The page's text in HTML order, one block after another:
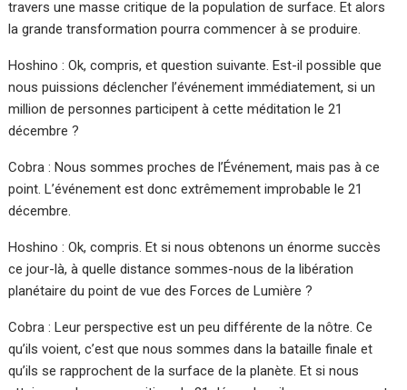
travers une masse critique de la population de surface. Et alors
la grande transformation pourra commencer à se produire.
Hoshino : Ok, compris, et question suivante. Est-il possible que
nous puissions déclencher l’événement immédiatement, si un
million de personnes participent à cette méditation le 21
décembre ?
Cobra : Nous sommes proches de l’Événement, mais pas à ce
point. L’événement est donc extrêmement improbable le 21
décembre.
Hoshino : Ok, compris. Et si nous obtenons un énorme succès
ce jour-là, à quelle distance sommes-nous de la libération
planétaire du point de vue des Forces de Lumière ?
Cobra : Leur perspective est un peu différente de la nôtre. Ce
qu’ils voient, c’est que nous sommes dans la bataille finale et
qu’ils se rapprochent de la surface de la planète. Et si nous